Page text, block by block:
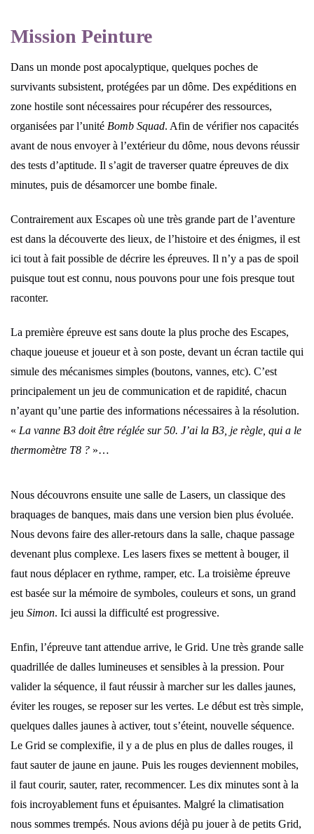
Mission Peinture
Dans un monde post apocalyptique, quelques poches de
survivants subsistent, protégées par un dôme. Des expéditions en
zone hostile sont nécessaires pour récupérer des ressources,
organisées par l’unité Bomb Squad. Afin de vérifier nos capacités
avant de nous envoyer à l’extérieur du dôme, nous devons réussir
des tests d’aptitude. Il s’agit de traverser quatre épreuves de dix
minutes, puis de désamorcer une bombe finale.
Contrairement aux Escapes où une très grande part de l’aventure
est dans la découverte des lieux, de l’histoire et des énigmes, il est
ici tout à fait possible de décrire les épreuves. Il n’y a pas de spoil
puisque tout est connu, nous pouvons pour une fois presque tout
raconter.
La première épreuve est sans doute la plus proche des Escapes,
chaque joueuse et joueur et à son poste, devant un écran tactile qui
simule des mécanismes simples (boutons, vannes, etc). C’est
principalement un jeu de communication et de rapidité, chacun
n’ayant qu’une partie des informations nécessaires à la résolution.
« La vanne B3 doit être réglée sur 50. J’ai la B3, je règle, qui a le
thermomètre T8 ? »…
Nous découvrons ensuite une salle de Lasers, un classique des
braquages de banques, mais dans une version bien plus évoluée.
Nous devons faire des aller-retours dans la salle, chaque passage
devenant plus complexe. Les lasers fixes se mettent à bouger, il
faut nous déplacer en rythme, ramper, etc. La troisième épreuve
est basée sur la mémoire de symboles, couleurs et sons, un grand
jeu Simon. Ici aussi la difficulté est progressive.
Enfin, l’épreuve tant attendue arrive, le Grid. Une très grande salle
quadrillée de dalles lumineuses et sensibles à la pression. Pour
valider la séquence, il faut réussir à marcher sur les dalles jaunes,
éviter les rouges, se reposer sur les vertes. Le début est très simple,
quelques dalles jaunes à activer, tout s’éteint, nouvelle séquence.
Le Grid se complexifie, il y a de plus en plus de dalles rouges, il
faut sauter de jaune en jaune. Puis les rouges deviennent mobiles,
il faut courir, sauter, rater, recommencer. Les dix minutes sont à la
fois incroyablement funs et épuisantes. Malgré la climatisation
nous sommes trempés. Nous avions déjà pu jouer à de petits Grid,